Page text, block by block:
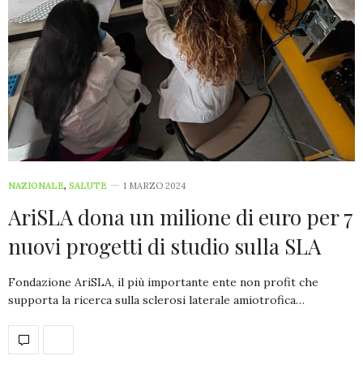
NAZIONALE, SALUTE 1 MARZO 2024
AriSLA dona un milione di euro per 7
nuovi progetti di studio sulla SLA
Fondazione AriSLA, il più importante ente non profit che
supporta la ricerca sulla sclerosi laterale amiotrofica…